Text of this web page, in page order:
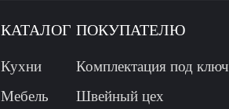
КАТАЛОГ
Кухни
Мебель
ПОКУПАТЕЛЮ
Комплектация под ключ
Швейный цех